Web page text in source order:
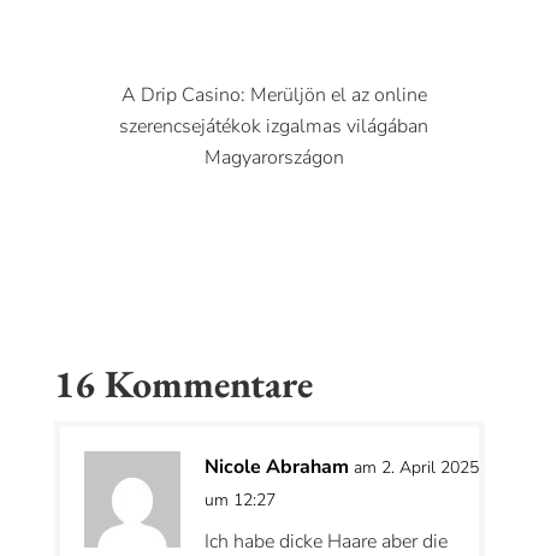
A Drip Casino: Merüljön el az online
szerencsejátékok izgalmas világában
Magyarországon
16 Kommentare
Nicole Abraham am 2. April 2025
um 12:27
Ich habe dicke Haare aber die